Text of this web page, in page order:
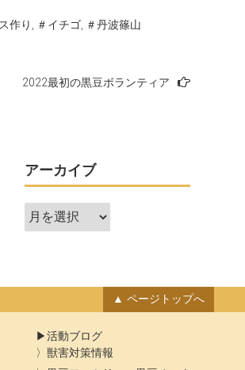
作り ＃イチゴ ＃丹波篠山
2022最初の黒豆ボランティア
アーカイブ
ア
ー
ブ
ページトップへ
活動ブログ
獣害対策情報